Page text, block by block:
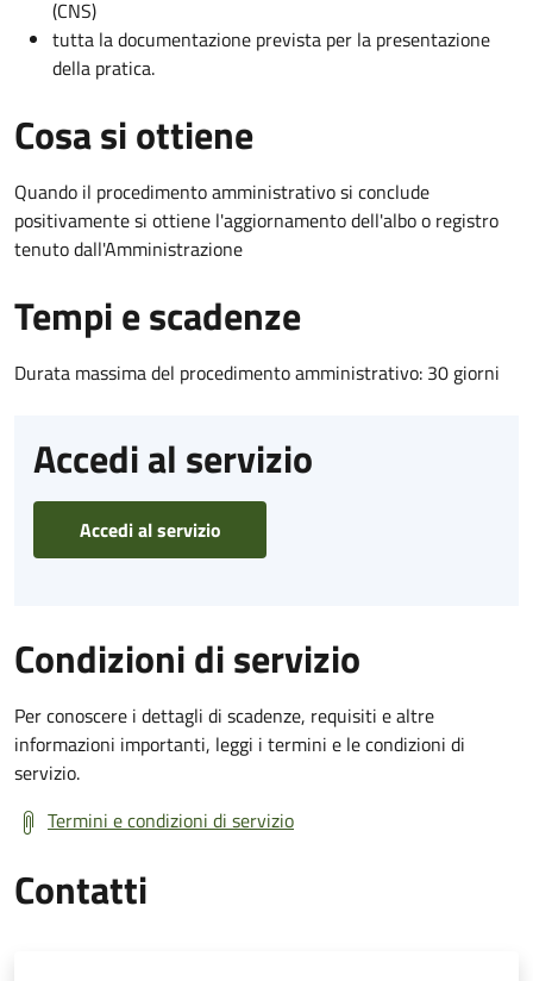
(CNS)
tutta la documentazione prevista per la presentazione
della pratica.
Cosa si ottiene
Quando il procedimento amministrativo si conclude
positivamente si ottiene l'aggiornamento dell'albo o registro
tenuto dall'Amministrazione
Tempi e scadenze
Durata massima del procedimento amministrativo: 30 giorni
Accedi al servizio
Accedi al servizio
Condizioni di servizio
Per conoscere i dettagli di scadenze, requisiti e altre
informazioni importanti, leggi i termini e le condizioni di
servizio.
Termini e condizioni di servizio
Contatti